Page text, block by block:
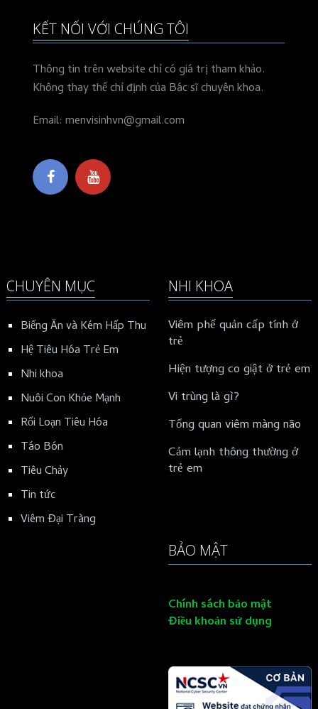
KẾT NỐI VỚI CHÚNG TÔI
Thông tin trên website chỉ có giá trị tham khảo.
Không thay thế chỉ định của Bác sĩ chuyên khoa.
Email: menvisinhvn@gmail.com
CHUYÊN MỤC
Biếng Ăn và Kém Hấp Thu
Hệ Tiêu Hóa Trẻ Em
Nhi khoa
Nuôi Con Khỏe Mạnh
Rối Loạn Tiêu Hóa
Táo Bón
Tiêu Chảy
Tin tức
Viêm Đại Tràng
NHI KHOA
Viêm phế quản cấp tính ở
trẻ
Hiện tượng co giật ở trẻ em
Vi trùng là gì?
Tổng quan viêm màng não
Cảm lạnh thông thường ở
trẻ em
BẢO MẬT
Chính sách bảo mật
Điều khoản sử dụng